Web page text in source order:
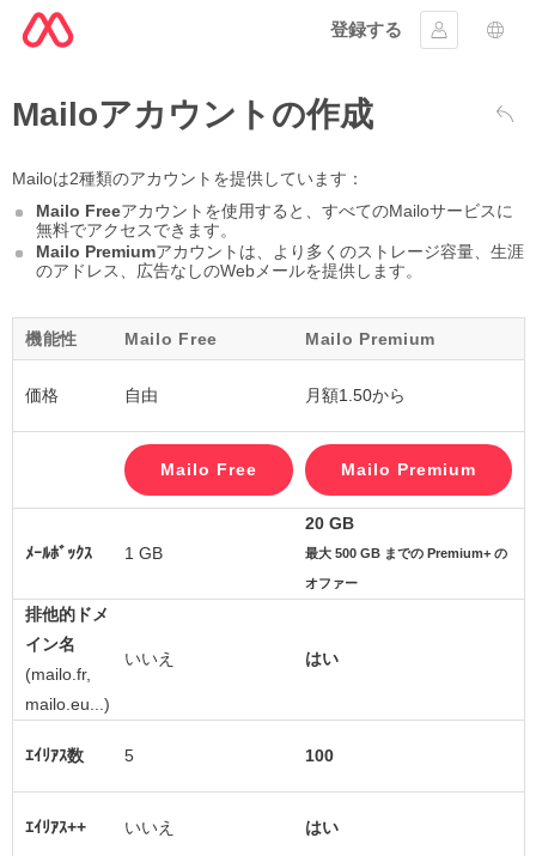
登録する
ｻｲﾝｲﾝする言語
Mailoアカウントの作成 戻る
Mailoは2種類のアカウントを提供しています：
Mailo Freeアカウントを使用すると、すべてのMailoサービスに
無料でアクセスできます。
Mailo Premiumアカウントは、より多くのストレージ容量、生涯
のアドレス、広告なしのWebメールを提供します。
機能性 Mailo Free Mailo Premium
価格 自由 月額1.50から
ﾒｰﾙﾎﾞｯｸｽ 1 GB
20 GB
最大 500 GB までの Premium+ の
オファー
排他的ドメ
イン名
(mailo.fr,
mailo.eu...)
いいえ はい
ｴｲﾘｱｽ数 5 100
ｴｲﾘｱｽ++ いいえ はい